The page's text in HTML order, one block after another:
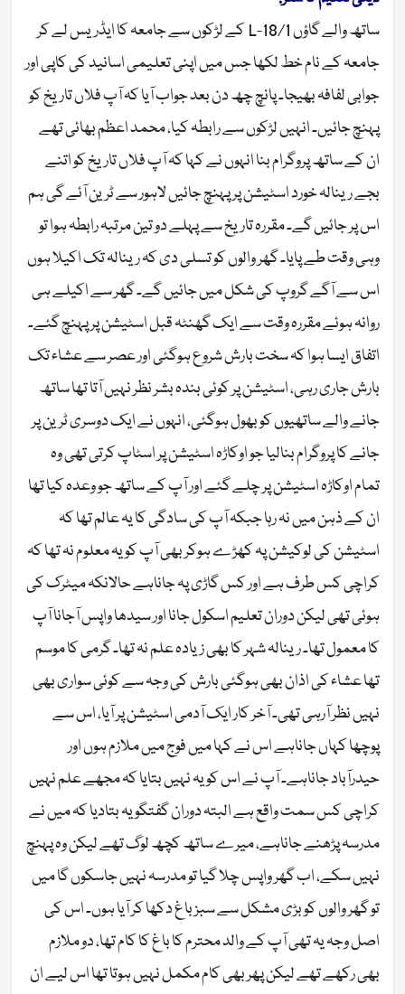
ساتھ والے گاؤں 18/1-L کے لڑکوں سے جامعہ کا ایڈریس لے کر
جامعہ کے نام خط لکھا جس میں اپنی تعلیمی اسانید کی کاپی اور
جوابی لفافہ بھیجا۔ پانچ چھ دن بعد جواب آیا کہ آپ فلاں تاریخ کو
پہنچ جائیں۔ انہیں لڑکوں سے رابطہ کیا، محمد اعظم بھائی تھے
ان کے ساتھ پروگرام بنا انہوں نے کہا کہ آپ فلاں تاریخ کو اتنے
بجے رینالہ خورد اسٹیشن پر پہنچ جائیں لاہور سے ٹرین آئے گی ہم
اس پر جائیں گے۔ مقررہ تاریخ سے پہلے دو تین مرتبہ رابطہ ہوا تو
وہی وقت طے پایا۔ گھر والوں کو تسلی دی کہ رینالہ تک اکیلا ہوں
اس سے آگے گروپ کی شکل میں جائیں گے۔ گھر سے اکیلے ہی
روانہ ہوئے مقررہ وقت سے ایک گھنٹہ قبل اسٹیشن پر پہنچ گئے۔
اتفاق ایسا ہوا کہ سخت بارش شروع ہوگئی اور عصر سے عشاء تک
بارش جاری رہی، اسٹیشن پر کوئی بندہ بشر نظر نہیں آتا تھا ساتھ
جانے والے ساتھیوں کو بھول ہوگئی، انہوں نے ایک دوسری ٹرین پر
جانے کا پروگرام بنالیا جو اوکاڑہ اسٹیشن پر اسٹاپ کرتی تھی وہ
تمام اوکاڑہ اسٹیشن پر چلے گئے اور آپ کے ساتھ جو وعدہ کیا تھا
ان کے ذہن میں نہ رہا جبکہ آپ کی سادگی کا یہ عالم تھا کہ
اسٹیشن کی لوکیشن پہ کھڑے ہوکر بھی آپ کو یہ معلوم نہ تھا کہ
کراچی کس طرف ہے اور کس گاڑی پہ جاناہے حالانکہ میٹرک کی
ہوئی تھی لیکن دوران تعلیم اسکول جانا اور سیدھا واپس آجانا آپ
کا معمول تھا۔ رینالہ شہر کا بھی زیادہ علم نہ تھا۔ گرمی کا موسم
تھا عشاء کی اذان بھی ہوگئی بارش کی وجہ سے کوئی سواری بھی
نہیں نظر آرہی تھی۔ آخر کار ایک آدمی اسٹیشن پر آیا، اس سے
پوچھا کہاں جاناہے اس نے کہا میں فوج میں ملازم ہوں اور
حیدرآباد جاناہے۔ آپ نے اس کو یہ نہیں بتایا کہ مجھے علم نہیں
کراچی کس سمت واقع ہے البتہ دوران گفتگو یہ بتادیا کہ میں نے
مدرسہ پڑھنے جاناہے، میرے ساتھ کچھ لوگ تھے لیکن وہ پہنچ
نہیں سکے، اب گھر واپس چلا گیا تو مدرسہ نہیں جاسکوں گا میں
تو گھر والوں کو بڑی مشکل سے سبز باغ دکھا کر آیا ہوں۔ اس کی
اصل وجہ یہ تھی آپ کے والد محترم کا باغ کا کام تھا، دو ملازم
بھی رکھے تھے لیکن پھر بھی کام مکمل نہیں ہوتا تھا اس لیے ان